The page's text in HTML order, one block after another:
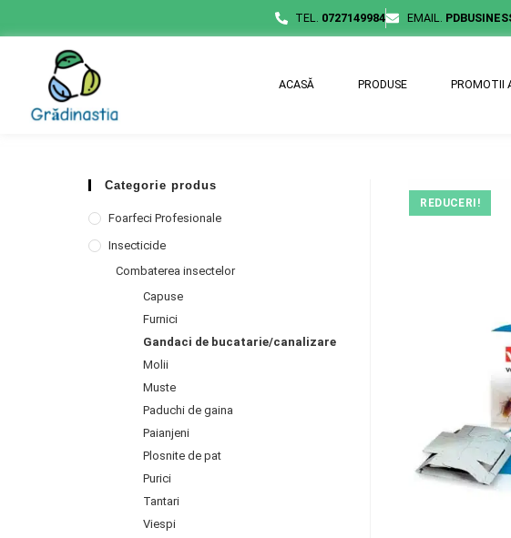
TEL. 0727149984 EMAIL.
ACASĂ PRODUSE PROMOTII
REDUCERI!
Categorie produs
Foarfeci Profesionale
Insecticide
Combaterea insectelor
Capuse
Furnici
Gandaci de bucatarie/canalizare
Molii
Muste
Paduchi de gaina
Paianjeni
Plosnite de pat
Purici
Tantari
Viespi